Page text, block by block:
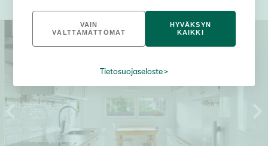
VAIN
VÄLTTÄMÄTTÖMÄT
HYVÄKSYN
KAIKKI
Tietosuojaseloste